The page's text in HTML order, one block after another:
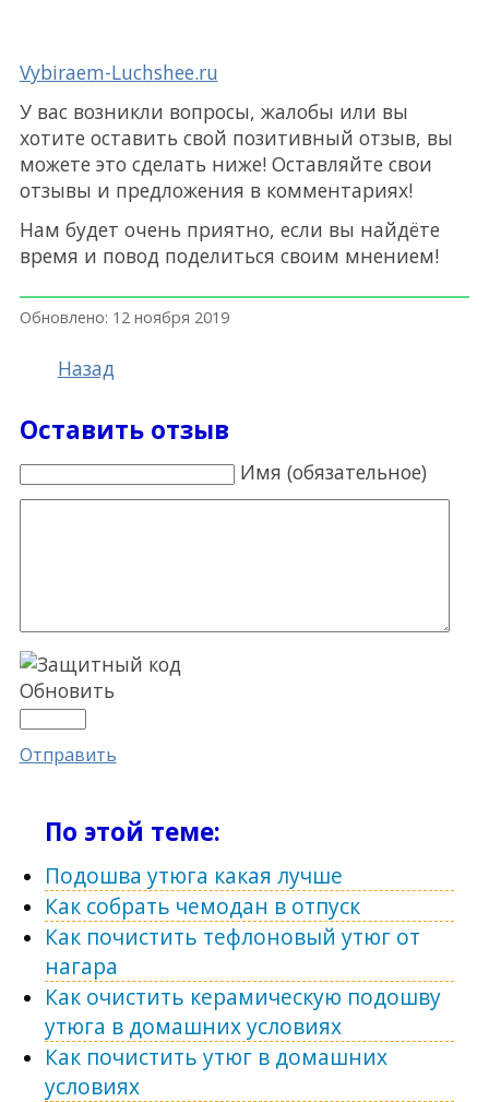
Vybiraem-Luchshee.ru
У вас возникли вопросы, жалобы или вы
хотите оставить свой позитивный отзыв, вы
можете это сделать ниже! Оставляйте свои
отзывы и предложения в комментариях!
Нам будет очень приятно, если вы найдёте
время и повод поделиться своим мнением!
Обновлено: 12 ноября 2019
Назад
Оставить отзыв
Имя (обязательное)
Обновить
Отправить
По этой теме:
Подошва утюга какая лучше
Как собрать чемодан в отпуск
Как почистить тефлоновый утюг от
нагара
Как очистить керамическую подошву
утюга в домашних условиях
Как почистить утюг в домашних
условиях